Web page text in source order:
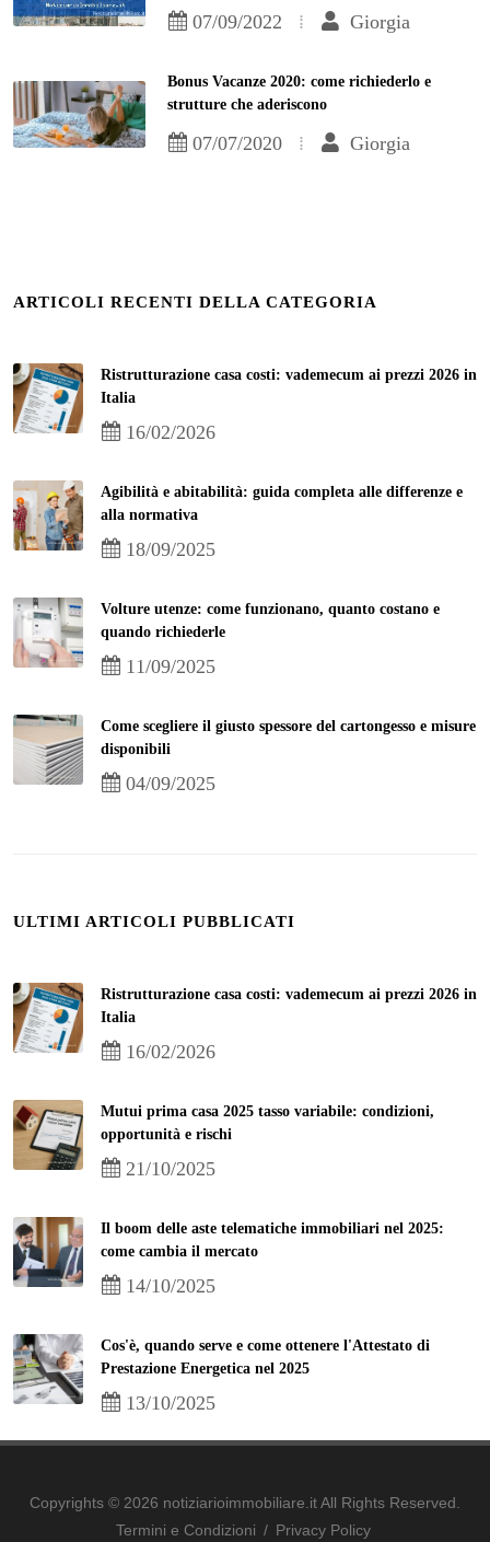
07/09/2022 Giorgia
Bonus Vacanze 2020: come richiederlo e
strutture che aderiscono
07/07/2020 Giorgia
ARTICOLI RECENTI DELLA CATEGORIA
Ristrutturazione casa costi: vademecum ai prezzi 2026 in
Italia
16/02/2026
Agibilità e abitabilità: guida completa alle differenze e
alla normativa
18/09/2025
Volture utenze: come funzionano, quanto costano e
quando richiederle
11/09/2025
Come scegliere il giusto spessore del cartongesso e misure
disponibili
04/09/2025
ULTIMI ARTICOLI PUBBLICATI
Ristrutturazione casa costi: vademecum ai prezzi 2026 in
Italia
16/02/2026
Mutui prima casa 2025 tasso variabile: condizioni,
opportunità e rischi
21/10/2025
Il boom delle aste telematiche immobiliari nel 2025:
come cambia il mercato
14/10/2025
Cos'è, quando serve e come ottenere l'Attestato di
Prestazione Energetica nel 2025
13/10/2025
Copyrights © 2026 notiziarioimmobiliare.it All Rights Reserved.
Termini e Condizioni / Privacy Policy